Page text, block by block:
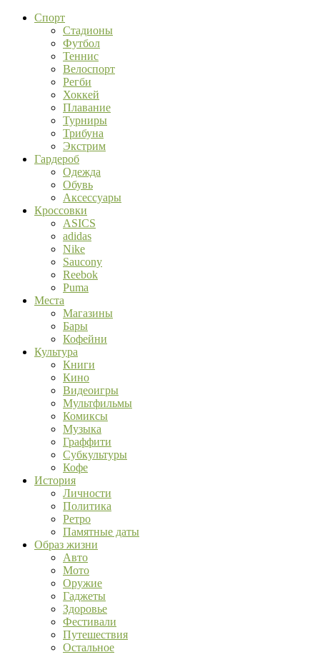
Спорт
Стадионы
Футбол
Теннис
Велоспорт
Регби
Хоккей
Плавание
Турниры
Трибуна
Экстрим
Гардероб
Одежда
Обувь
Аксессуары
Кроссовки
ASICS
adidas
Nike
Saucony
Reebok
Puma
Места
Магазины
Бары
Кофейни
Культура
Книги
Кино
Видеоигры
Мультфильмы
Комиксы
Музыка
Граффити
Субкультуры
Кофе
История
Личности
Политика
Ретро
Памятные даты
Образ жизни
Авто
Мото
Оружие
Гаджеты
Здоровье
Фестивали
Путешествия
Остальное